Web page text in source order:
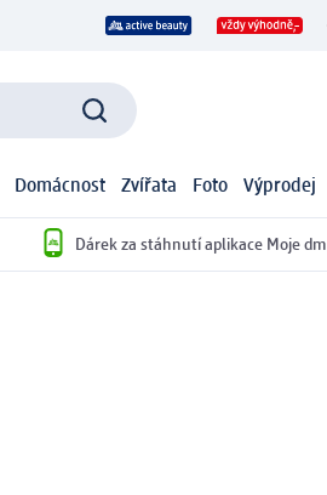
Domácnost Zvířata Foto Výprodej
Dárek za stáhnutí aplikace Moje dm